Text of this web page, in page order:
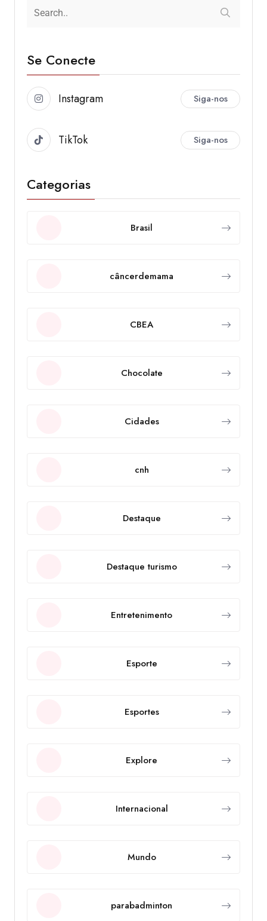
Se Conecte
Instagram Siga-nos
TikTok Siga-nos
Categorias
Brasil
câncerdemama
CBEA
Chocolate
Cidades
cnh
Destaque
Destaque turismo
Entretenimento
Esporte
Esportes
Explore
Internacional
Mundo
parabadminton